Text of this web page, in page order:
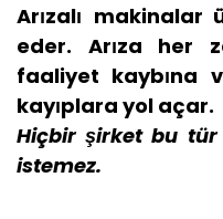
Arızalı makinalar
eder. Arıza her
faaliyet kaybına
kayıplara yol açar.
Hiçbirşirket bu
istemez.